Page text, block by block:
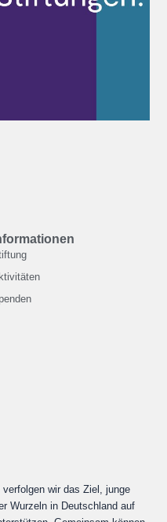
wir das Ziel, junge
Wurzeln in Deutschland auf